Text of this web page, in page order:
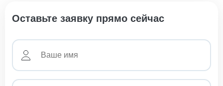
Оставьте заявку прямо сейчас